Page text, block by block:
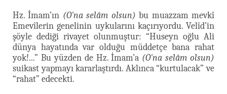
Hz. İmam’ın (O'na selâm olsun) bu muazzam mevkî
Emevîlerin genelinin uykularını kaçırıyordu. Velîd’in
şöyle dediği rivayet olunmuştur: “Huseyn oğlu Ali
dünya hayatında var olduğu müddetçe bana rahat
yok!...” Bu yüzden de Hz. İmam’a (O'na selâm olsun)
suikast yapmayı kararlaştırdı. Aklınca “kurtulacak” ve
“rahat” edecekti.